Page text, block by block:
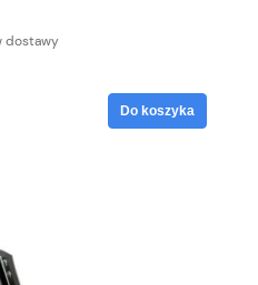
dostawy
Do koszyka